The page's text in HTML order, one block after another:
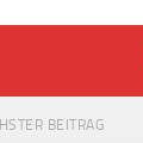
BEITRAG